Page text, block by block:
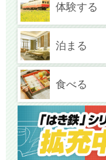
体験する
泊まる
食べる